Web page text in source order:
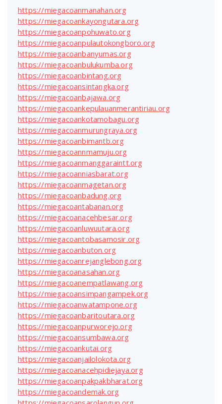
https://miegacoanmanahan.org
https://miegacoankayongutara.org
https://miegacoanpohuwato.org
https://miegacoanpulautokongboro.org
https://miegacoanbanyumas.org
https://miegacoanbulukumba.org
https://miegacoanbintang.org
https://miegacoansintangka.org
https://miegacoanbajawa.org
https://miegacoankepulauanmerantiriau.org
https://miegacoankotamobagu.org
https://miegacoanmurungraya.org
https://miegacoanbimantb.org
https://miegacoannmamuju.org
https://miegacoanmanggaraintt.org
https://miegacoanniasbarat.org
https://miegacoanmagetan.org
https://miegacoanbadung.org
https://miegacoantabanan.org
https://miegacoanacehbesar.org
https://miegacoanluwuutara.org
https://miegacoantobasamosir.org
https://miegacoanbuton.org
https://miegacoanrejanglebong.org
https://miegacoanasahan.org
https://miegacoanempatlawang.org
https://miegacoansimpangampek.org
https://miegacoanwatampone.org
https://miegacoanbaritoutara.org
https://miegacoanpurworejo.org
https://miegacoansumbawa.org
https://miegacoankutai.org
https://miegacoanjailolokota.org
https://miegacoanacehpidiejaya.org
https://miegacoanpakpakbharat.org
https://miegacoandemak.org